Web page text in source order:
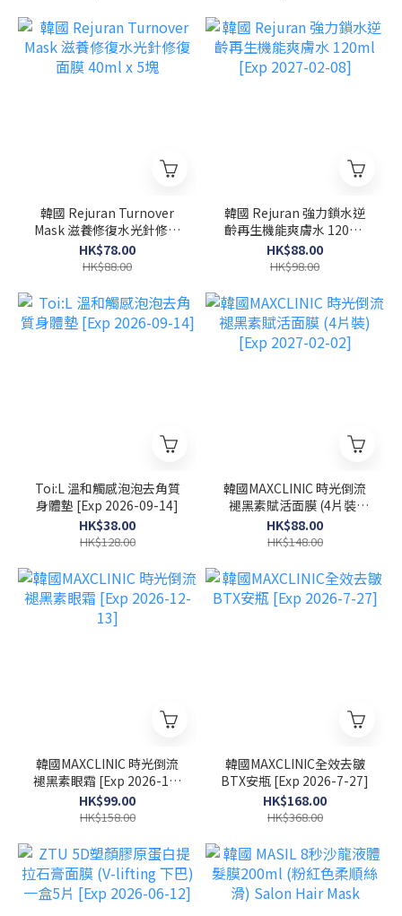
韓國 Rejuran Turnover
Mask 滋養修復水光針修復
面膜 40ml x 5塊
HK$78.00
HK$88.00
韓國 Rejuran 強力鎖水逆
齡再生機能爽膚水 120ml
[Exp 2027-02-08]
HK$88.00
HK$98.00
Toi:L 溫和觸感泡泡去角質
身體墊 [Exp 2026-09-14]
HK$38.00
HK$128.00
韓國MAXCLINIC 時光倒流
褪黑素賦活面膜 (4片裝)
[Exp 2027-02-02]
HK$88.00
HK$148.00
韓國MAXCLINIC 時光倒流
褪黑素眼霜 [Exp 2026-12-
13]
HK$99.00
HK$158.00
韓國MAXCLINIC全效去皺
BTX安瓶 [Exp 2026-7-27]
HK$168.00
HK$368.00